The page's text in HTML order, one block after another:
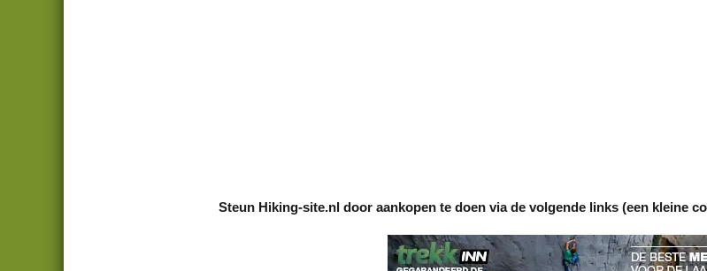
Steun Hiking-site.nl door aankopen te doen via de volgende links (een kleine